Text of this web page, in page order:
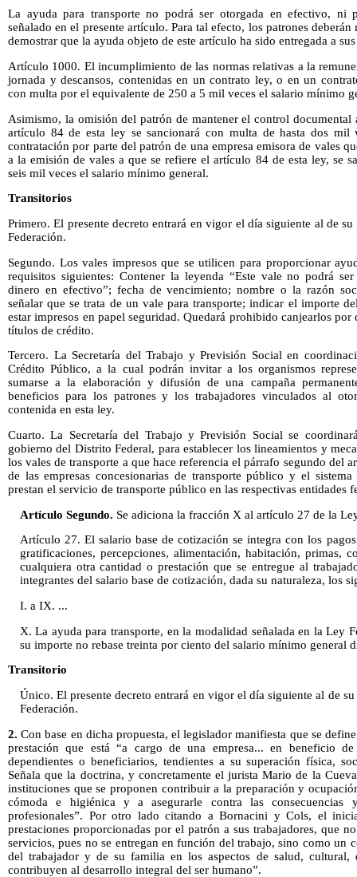
La ayuda para transporte no podrá ser otorgada en efectivo, ni
señalado en el presente artículo. Para tal efecto, los patrones
demostrar que la ayuda objeto de este artículo ha sido entregada a
Artículo 1000. El incumplimiento de las normas relativas a la
jornada y descansos, contenidas en un contrato ley, o en un
con multa por el equivalente de 250 a 5 mil veces el salario mínimo
Asimismo, la omisión del patrón de mantener el control
artículo 84 de esta ley se sancionará con multa de hasta dos mil
contratación por parte del patrón de una empresa emisora de vales
a la emisión de vales a que se refiere el artículo 84 de esta ley, se
seis mil veces el salario mínimo general.
Transitorios
Primero. El presente decreto entrará en vigor el día siguiente al de
Federación.
Segundo. Los vales impresos que se utilicen para proporcionar
requisitos siguientes: Contener la leyenda “Este vale no podrá
dinero en efectivo”; fecha de vencimiento; nombre o la razón
señalar que se trata de un vale para transporte; indicar el importe
estar impresos en papel seguridad. Quedará prohibido canjearlos
títulos de crédito.
Tercero. La Secretaría del Trabajo y Previsión Social en
Crédito Público, a la cual podrán invitar a los organismos
sumarse a la elaboración y difusión de una campaña
beneficios para los patrones y los trabajadores vinculados al
contenida en esta ley.
Cuarto. La Secretaría del Trabajo y Previsión Social se
gobierno del Distrito Federal, para establecer los lineamientos y
los vales de transporte a que hace referencia el párrafo segundo del
de las empresas concesionarias de transporte público y el
prestan el servicio de transporte público en las respectivas entidades
Artículo Segundo. Se adiciona la fracción X al artículo 27 de la
Artículo 27. El salario base de cotización se integra con los
gratificaciones, percepciones, alimentación, habitación, primas,
cualquiera otra cantidad o prestación que se entregue al
integrantes del salario base de cotización, dada su naturaleza, los
I. a IX. ...
X. La ayuda para transporte, en la modalidad señalada en la Ley
su importe no rebase treinta por ciento del salario mínimo general
Transitorio
Único. El presente decreto entrará en vigor el día siguiente al de
Federación.
2.Con base en dicha propuesta, el legislador manifiesta que se
prestación que está “a cargo de una empresa... en beneficio
dependientes o beneficiarios, tendientes a su superación física,
Señala que la doctrina, y concretamente el jurista Mario de la
instituciones que se proponen contribuir a la preparación y
cómoda e higiénica y a asegurarle contra las consecuencias
profesionales”. Por otro lado citando a Bornacini y Cols, el
prestaciones proporcionadas por el patrón a sus trabajadores, que
servicios, pues no se entregan en función del trabajo, sino como un
del trabajador y de su familia en los aspectos de salud, cultural,
contribuyen al desarrollo integral del ser humano”.